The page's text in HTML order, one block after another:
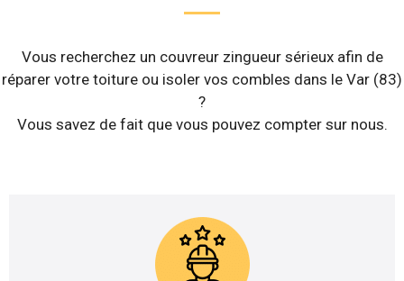
Vous recherchez un couvreur zingueur sérieux afin de
réparer votre toiture ou isoler vos combles dans le Var (83)
?
Vous savez de fait que vous pouvez compter sur nous.